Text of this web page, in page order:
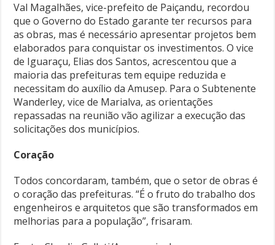
Val Magalhães, vice-prefeito de Paiçandu, recordou
que o Governo do Estado garante ter recursos para
as obras, mas é necessário apresentar projetos bem
elaborados para conquistar os investimentos. O vice
de Iguaraçu, Elias dos Santos, acrescentou que a
maioria das prefeituras tem equipe reduzida e
necessitam do auxílio da Amusep. Para o Subtenente
Wanderley, vice de Marialva, as orientações
repassadas na reunião vão agilizar a execução das
solicitações dos municípios.
Coração
Todos concordaram, também, que o setor de obras é
o coração das prefeituras. “É o fruto do trabalho dos
engenheiros e arquitetos que são transformados em
melhorias para a população”, frisaram.